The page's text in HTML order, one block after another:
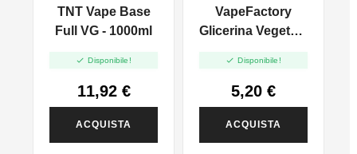
TNT Vape Base
Full VG - 1000ml
 Disponibile!
11,92 €
ACQUISTA
VapeFactory
Glicerina Vegetale
 Disponibile!
5,20 €
ACQUISTA